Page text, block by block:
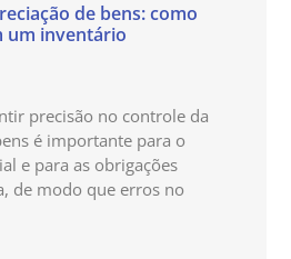
de bens: como
um inventário
precisão no controle da
é importante para o
e para as obrigações
de modo que erros no